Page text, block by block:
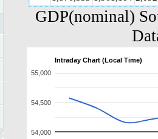
GDP(nominal)
Intraday Chart (Local Time)
54,000
54,500
55,000